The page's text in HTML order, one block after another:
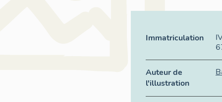
Immatriculation
Auteur de
l'illustration